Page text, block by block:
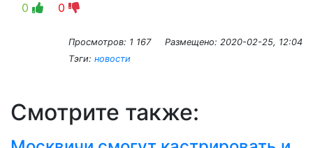
0 0
Просмотров: 1 167 Размещено: 2020-02-25, 12:04
Тэги: новости
Смотрите также: